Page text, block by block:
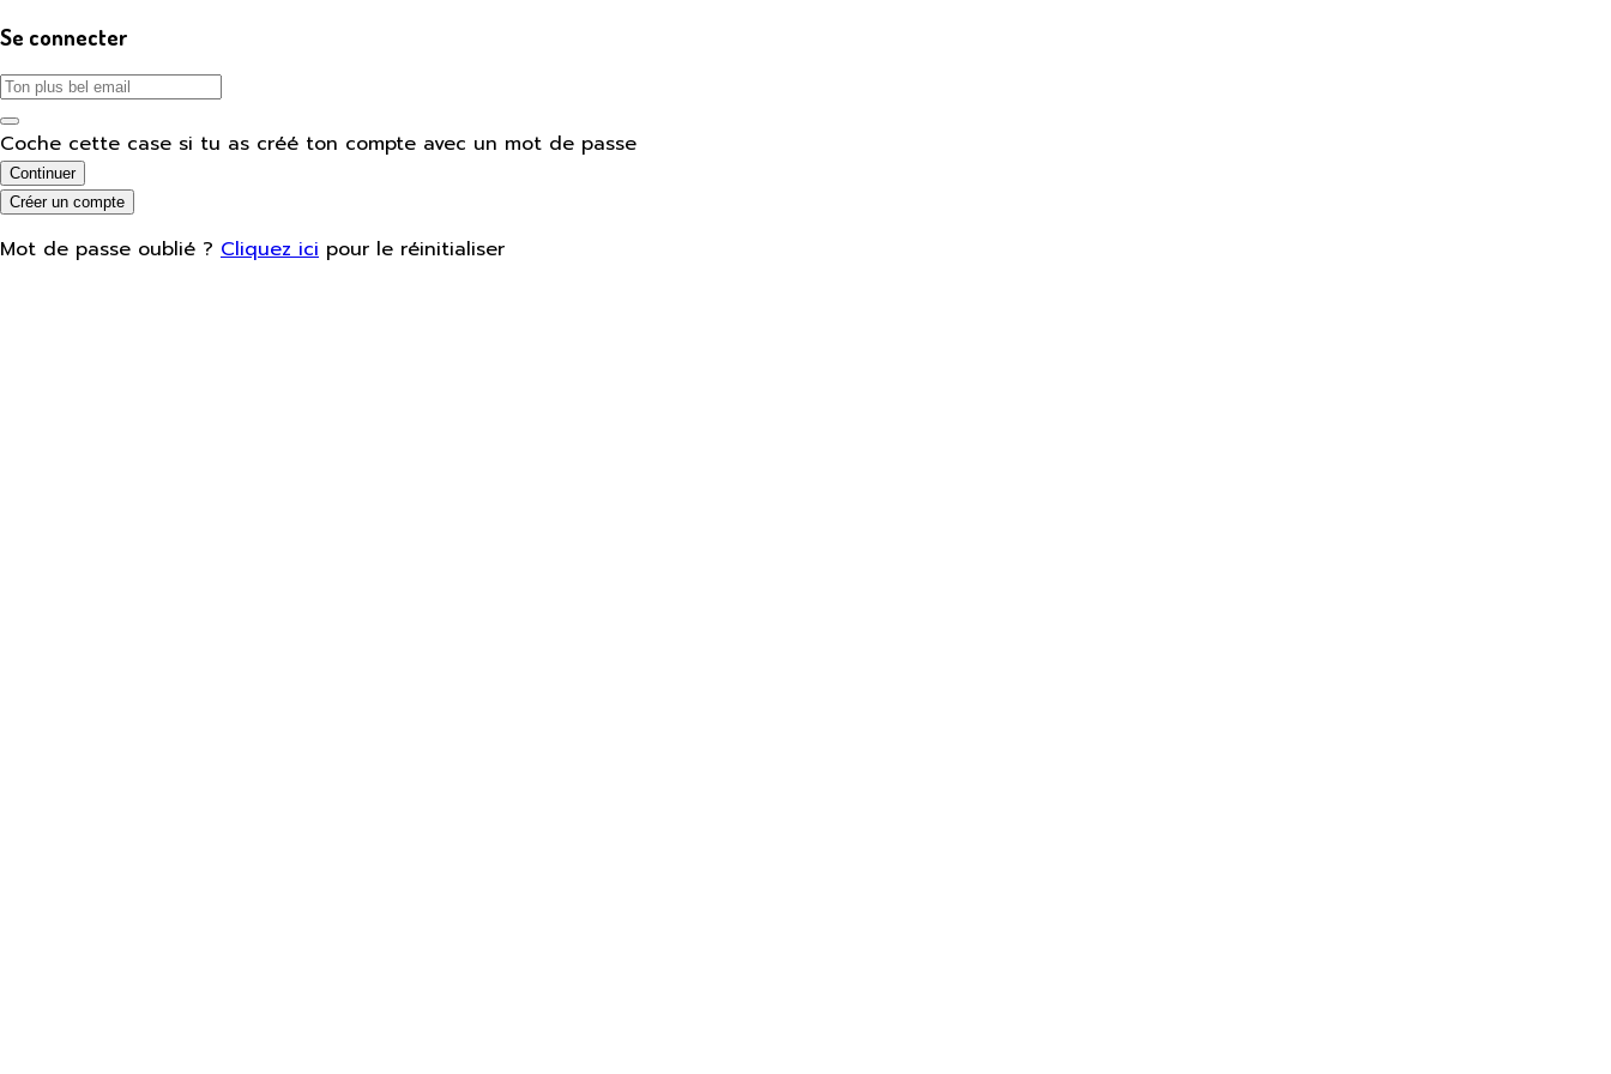
Se connecter
Coche cette case si tu as créé ton compte avec un mot de passe
Continuer
Créer un compte
Mot de passe oublié ? Cliquez ici pour le réinitialiser